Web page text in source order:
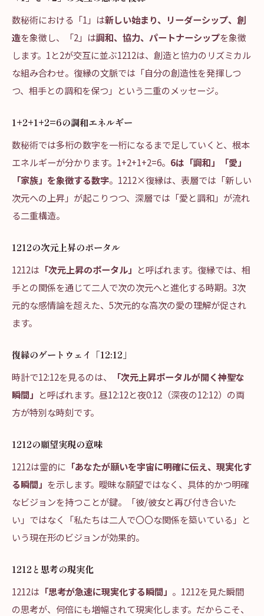
数秘術における「1」は新しい始まり、リーダーシップ、創
造を象徴し、「2」は調和、協力、パートナーシップを象徴
します。1と2が交互に並ぶ1212は、創造と協力のリズミカル
な組み合わせ。復縁の文脈では「自分の創造性を発揮しつ
つ、相手との調和を保つ」という二重のメッセージ。
1+2+1+2=6の調和エネルギー
数秘術では多桁の数字を一桁になるまで足していくと、根本
エネルギーが分かります。1+2+1+2=6。 6は「調和」「愛」
「家族」を象徴する数字。1212×復縁は、表層では「新しい
次元への上昇」が起こりつつ、深層では「愛と調和」が流れ
る二重構造。
1212の次元上昇のポータル
1212は 「次元上昇のポータル」 と呼ばれます。復縁では、相
手との関係を通じて二人で次の次元へと進化する時期。3次
元的な感情論を超えた、5次元的な高次の愛の理解が促され
ます。
復縁のゲートウェイ「12:12」
時計で12:12を見るのは、
「次元上昇ポータルが開く神聖な
瞬間」 と呼ばれます。昼12:12と夜0:12（深夜の12:12）の両
方が特別な時刻です。
1212の願望実現の意味
1212は霊的に 「あなたが願いを宇宙に明確に伝え、現実化す
る瞬間」 を示します。曖昧な願望ではなく、具体的かつ明確
なビジョンを持つことが鍵。「彼/彼女と再び付き合いた
い」ではなく「私たちは二人で〇〇な関係を築いている」と
いう現在形のビジョンが効果的。
1212と思考の現実化
1212は 「思考が急速に現実化する瞬間」 。1212を見た瞬間
の思考が、何倍にも増幅されて現実化します。だからこそ、